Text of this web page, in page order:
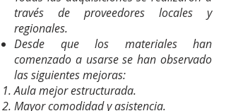
través de proveedores locales y
regionales.
Desde que los materiales han
comenzado a usarse se han observado
las siguientes mejoras:
Aula mejor estructurada.
Mayor comodidad y asistencia.